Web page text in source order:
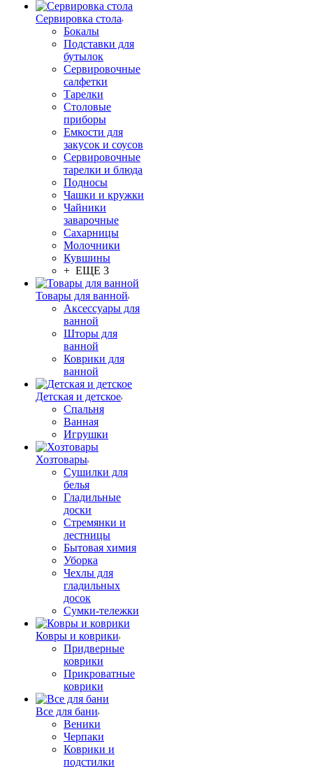
Сервировка стола
Бокалы
Подставки для
бутылок
Сервировочные
салфетки
Тарелки
Столовые
приборы
Емкости для
закусок и соусов
Сервировочные
тарелки и блюда
Подносы
Чашки и кружки
Чайники
заварочные
Сахарницы
Молочники
Кувшины
+ ЕЩЕ 3
Товары для ванной
Аксессуары для
ванной
Шторы для
ванной
Коврики для
ванной
Детская и детское
Спальня
Ванная
Игрушки
Хозтовары
Сушилки для
белья
Гладильные
доски
Стремянки и
лестницы
Бытовая химия
Уборка
Чехлы для
гладильных
досок
Сумки-тележки
Ковры и коврики
Придверные
коврики
Прикроватные
коврики
Все для бани
Веники
Черпаки
Коврики и
подстилки